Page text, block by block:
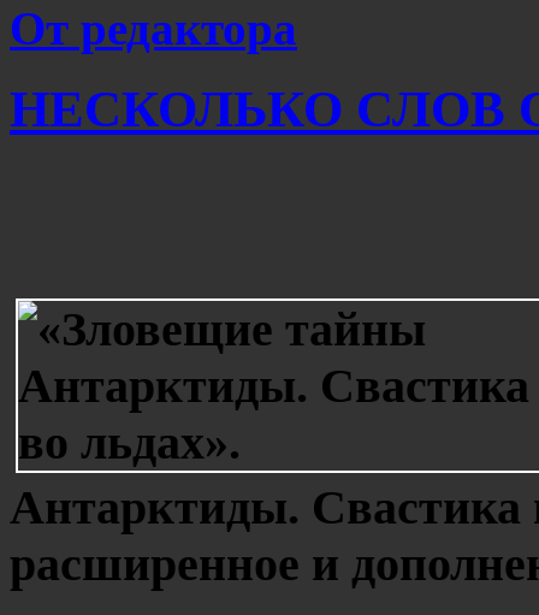
От редактора
НЕСКОЛЬКО СЛОВ
Антарктиды. Свастика
расширенное и